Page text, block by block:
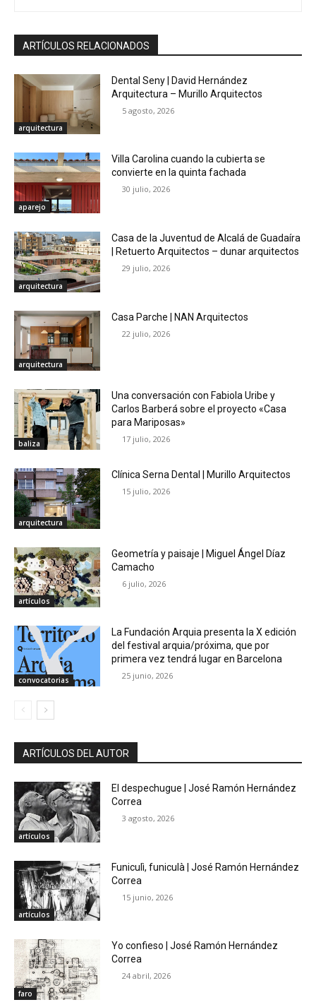
ARTÍCULOS RELACIONADOS
arquitectura
Dental Seny | David Hernández
Arquitectura – Murillo Arquitectos
5 agosto, 2026
aparejo
Villa Carolina cuando la cubierta se
convierte en la quinta fachada
30 julio, 2026
arquitectura
Casa de la Juventud de Alcalá de Guadaíra
| Retuerto Arquitectos – dunar arquitectos
29 julio, 2026
arquitectura
Casa Parche | NAN Arquitectos
22 julio, 2026
baliza
Una conversación con Fabiola Uribe y
Carlos Barberá sobre el proyecto «Casa
para Mariposas»
17 julio, 2026
arquitectura
Clínica Serna Dental | Murillo Arquitectos
15 julio, 2026
artículos
Geometría y paisaje | Miguel Ángel Díaz
Camacho
6 julio, 2026
convocatorias
La Fundación Arquia presenta la X edición
del festival arquia/próxima, que por
primera vez tendrá lugar en Barcelona
25 junio, 2026
ARTÍCULOS DEL AUTOR
artículos
El despechugue | José Ramón Hernández
Correa
3 agosto, 2026
artículos
Funiculì, funiculà | José Ramón Hernández
Correa
15 junio, 2026
faro
Yo confieso | José Ramón Hernández
Correa
24 abril, 2026